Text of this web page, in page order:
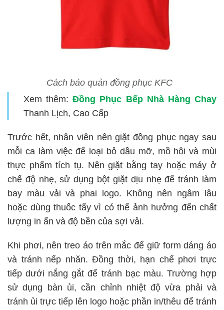
Cách bảo quản đồng phục KFC
Xem thêm:Đồng Phục Bếp Nhà Hàng Chay
Thanh Lịch, Cao Cấp
Trước hết, nhân viên nên giặt đồng phục ngay sau
mỗi ca làm việc để loại bỏ dầu mỡ, mồ hôi và mùi
thực phẩm tích tụ. Nên giặt bằng tay hoặc máy ở
chế độ nhẹ, sử dụng bột giặt dịu nhẹ để tránh làm
bay màu vải và phai logo. Không nên ngâm lâu
hoặc dùng thuốc tẩy vì có thể ảnh hưởng đến chất
lượng in ấn và độ bền của sợi vải.
Khi phơi, nên treo áo trên mắc để giữ form dáng áo
và tránh nếp nhăn. Đồng thời, hạn chế phơi trực
tiếp dưới nắng gắt để tránh bạc màu. Trường hợp
sử dụng bàn ủi, cần chỉnh nhiệt độ vừa phải và
tránh ủi trực tiếp lên logo hoặc phần in/thêu để tránh